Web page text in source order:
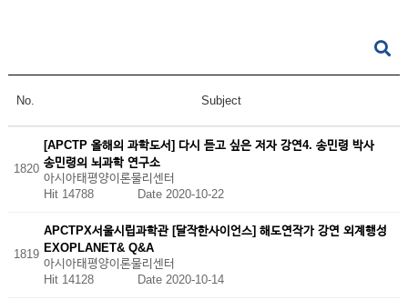
No. Subject
1820
[APCTP 올해의 과학도서] 다시 듣고 싶은 저자 강연4. 송민령 박사
송민령의 뇌과학 연구소
아시아태평양이론물리센터
Hit 14788
Date 2020-10-22
1819
APCTPX서울시립과학관 [달작한사이언스] 해도연작가 강연 외계행성
EXOPLANET& Q&A
아시아태평양이론물리센터
Hit 14128
Date 2020-10-14